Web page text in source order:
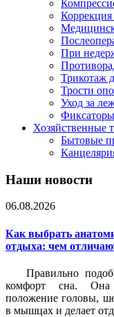
Коррекция
При
Трикотаж
Трости
Уход за
Фиксаторы
Хозяйственные
Бытовые
Наши новости
06.08.2026
Как выбрать
отдыха: чем
Правильно
комфорт сна. Она
положение головы,
в мышцах и делает